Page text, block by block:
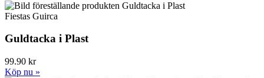
Fiestas Guirca
Guldtacka i Plast
99.90 kr
Köp nu »